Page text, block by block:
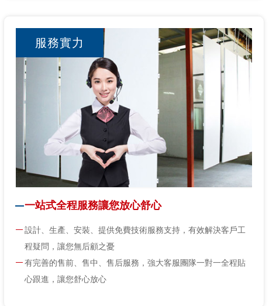
服務實力
一站式全程服務讓您放心舒心
設計、生產、安裝、提供免費技術服務支持，有效解決客戶工
程疑問，讓您無后顧之憂
有完善的售前、售中、售后服務，強大客服團隊一對一全程貼
心跟進，讓您舒心放心